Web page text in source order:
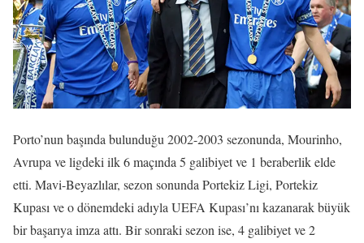
Porto’nun başında bulunduğu 2002-2003 sezonunda, Mourinho,
Avrupa ve ligdeki ilk 6 maçında 5 galibiyet ve 1 beraberlik elde
etti. Mavi-Beyazlılar, sezon sonunda Portekiz Ligi, Portekiz
Kupası ve o dönemdeki adıyla UEFA Kupası’nı kazanarak büyük
bir başarıya imza attı. Bir sonraki sezon ise, 4 galibiyet ve 2